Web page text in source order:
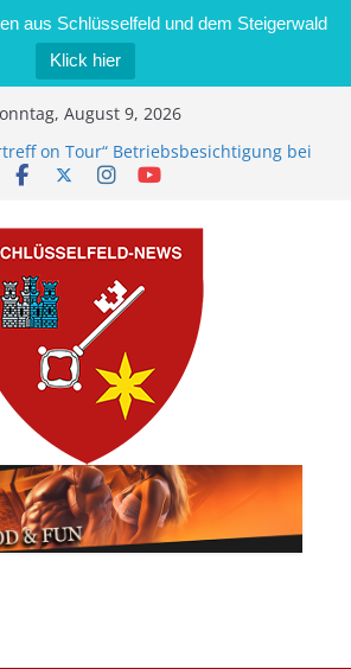
aus Schlüsselfeld und dem Steigerwald
Klick hier
August 9, 2026
on Tour“ Betriebsbesichtigung bei
Zimmermann GmbH
Sägewerk in Bernroth schnell unter
bietet Online-Anmeldung für
an
im Wert von 600 Euro